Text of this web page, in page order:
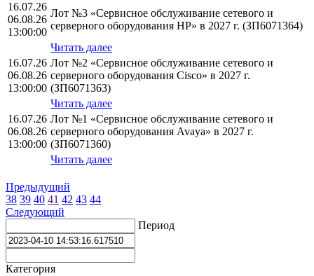
16.07.26
06.08.26
13:00:00
Лот №3 «Сервисное обслуживание сетевого и
серверного оборудования НР» в 2027 г. (ЗП6071364)
Читать далее
16.07.26
06.08.26
13:00:00
Лот №2 «Сервисное обслуживание сетевого и
серверного оборудования Cisco» в 2027 г.
(ЗП6071363)
Читать далее
16.07.26
06.08.26
13:00:00
Лот №1 «Сервисное обслуживание сетевого и
серверного оборудования Avaya» в 2027 г.
(ЗП6071360)
Читать далее
Предыдущий
38 39 40 41 42 43 44
Следующий
Период
Категория